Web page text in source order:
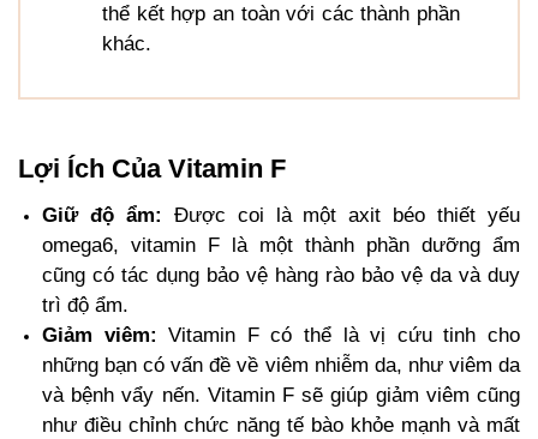
thể kết hợp an toàn với các thành phần
khác.
Lợi Ích Của Vitamin F
Giữ độ ẩm: Được coi là một axit béo thiết yếu
omega6, vitamin F là một thành phần dưỡng ẩm
cũng có tác dụng bảo vệ hàng rào bảo vệ da và duy
trì độ ẩm.
Giảm viêm:Vitamin F có thể là vị cứu tinh cho
những bạn có vấn đề về viêm nhiễm da, như viêm da
và bệnh vẩy nến. Vitamin F sẽ giúp giảm viêm cũng
như điều chỉnh chức năng tế bào khỏe mạnh và mất